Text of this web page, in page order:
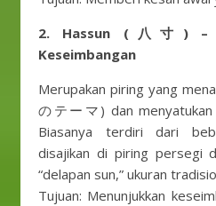
2. Hassun (八寸) –
Keseimbangan
Merupakan piring yang
のテーマ) dan
Biasanya terdiri dari
disajikan di piring persegi
“delapan sun,” ukuran
Tujuan: Menunjukkan